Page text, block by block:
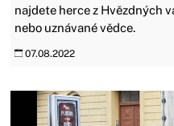
najdete herce z Hvězdných
nebo uznávané vědce.
07.08.2022